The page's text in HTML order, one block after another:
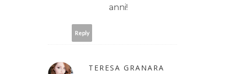
anni!
Reply
TERESA GRANARA